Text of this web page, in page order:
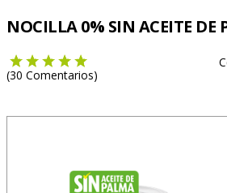
NOCILLA 0% SIN ACEITE DE
(30 Comentarios)